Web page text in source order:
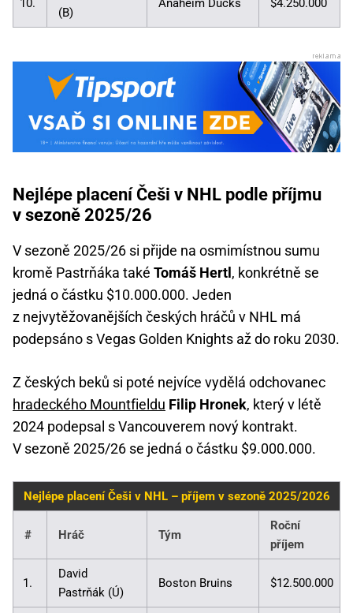
(B)
Nejlépe placení Češi v NHL podle příjmu
v sezoně 2025/26
V sezoně 2025/26 si přijde na osmimístnou sumu
kromě Pastrňáka také Tomáš Hertl, konkrétně se
jedná o částku $10.000.000. Jeden
z nejvytěžovanějších českých hráčů v NHL má
podepsáno s Vegas Golden Knights až do roku 2030.
Z českých beků si poté nejvíce vydělá odchovanec
hradeckého Mountfieldu Filip Hronek, který v létě
2024 podepsal s Vancouverem nový kontrakt.
V sezoně 2025/26 se jedná o částku $9.000.000.
Nejlépe placení Češi v NHL – příjem v sezoně 2025/2026
# Hráč Tým
Roční
příjem
1.
David
Pastrňák (Ú)
Boston Bruins $12.500.000